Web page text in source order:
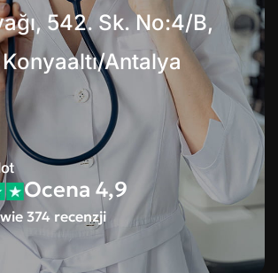
542. Sk. No:4/B,
Antalya
Ocena 4,9
374 recenzji